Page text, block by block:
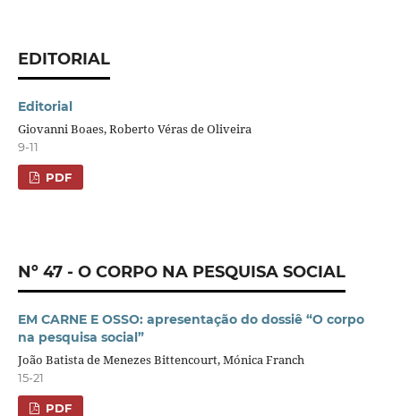
EDITORIAL
Editorial
Giovanni Boaes, Roberto Véras de Oliveira
9-11
PDF
Nº 47 - O CORPO NA PESQUISA SOCIAL
EM CARNE E OSSO: apresentação do dossiê “O corpo
na pesquisa social”
João Batista de Menezes Bittencourt, Mónica Franch
15-21
PDF